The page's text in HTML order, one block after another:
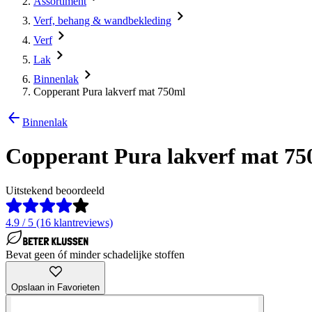
Verf, behang & wandbekleding
Verf
Lak
Binnenlak
Copperant Pura lakverf mat 750ml
Binnenlak
Copperant Pura lakverf mat
Uitstekend beoordeeld
4.9 / 5 (16 klantreviews)
Bevat geen óf minder schadelijke stoffen
Opslaan in Favorieten